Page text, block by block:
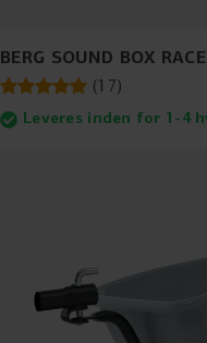
BERG SOUND BOX RACE
(17)
Leveres inden for 1-4